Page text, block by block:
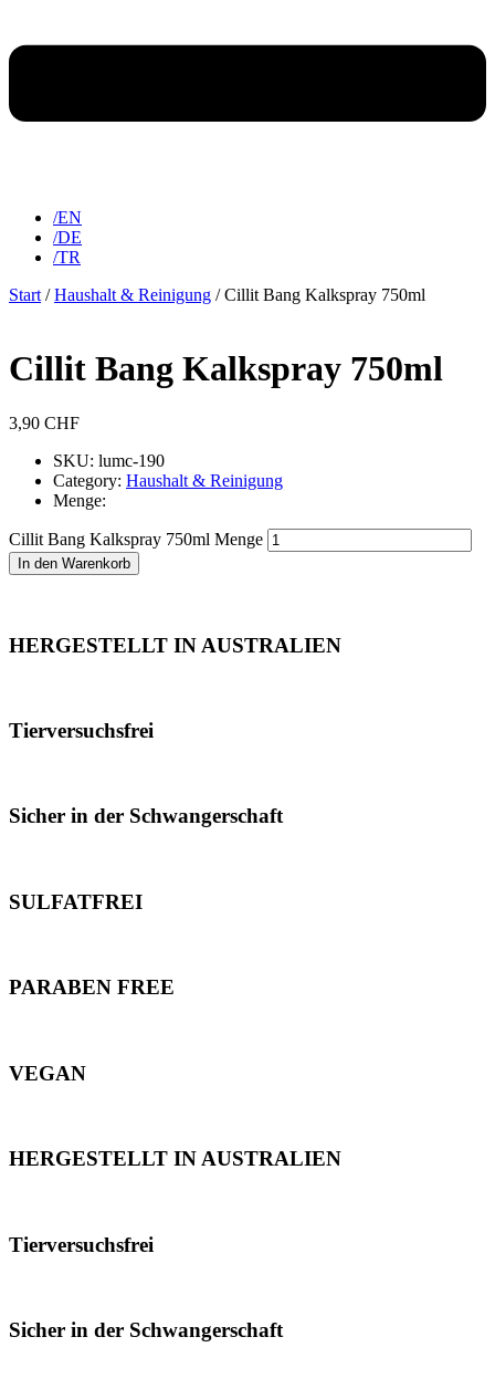
/EN
/DE
/TR
Start /Haushalt & Reinigung / Cillit Bang Kalkspray 750ml
Cillit Bang Kalkspray 750ml
3,90 CHF
SKU: lumc-190
Category: Haushalt & Reinigung
Menge:
Cillit Bang Kalkspray 750ml Menge
In den Warenkorb
HERGESTELLT IN AUSTRALIEN
Tierversuchsfrei
Sicher in der Schwangerschaft
SULFATFREI
PARABEN FREE
VEGAN
HERGESTELLT IN AUSTRALIEN
Tierversuchsfrei
Sicher in der Schwangerschaft